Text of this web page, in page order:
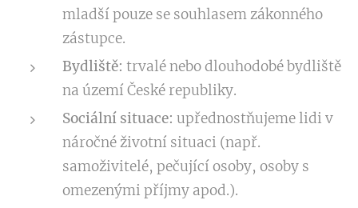
mladší pouze se souhlasem zákonného
zástupce.
Bydliště: trvalé nebo dlouhodobé bydliště
na území České republiky.
Sociální situace: upřednostňujeme lidi v
náročné životní situaci (např.
samoživitelé, pečující osoby, osoby s
omezenými příjmy apod.).